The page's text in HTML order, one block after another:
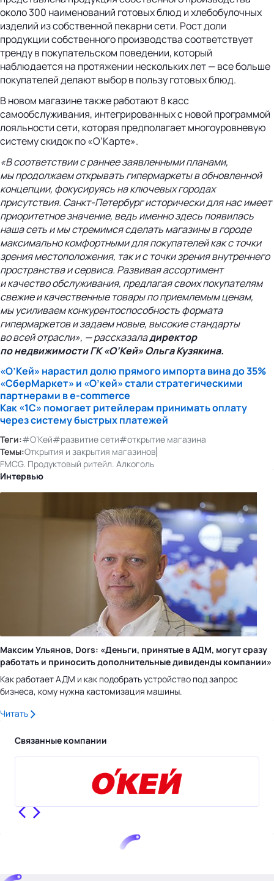
около 300 наименований готовых блюд и хлебобулочных
изделий из собственной пекарни сети. Рост доли
продукции собственного производства соответствует
тренду в покупательском поведении, который
наблюдается на протяжении нескольких лет — все больше
покупателей делают выбор в пользу готовых блюд.
В новом магазине также работают 8 касс
самообслуживания, интегрированных с новой программой
лояльности сети, которая предполагает многоуровневую
систему скидок по «О’Карте».
«В соответствии с раннее заявленными планами,
мы продолжаем открывать гипермаркеты в обновленной
концепции, фокусируясь на ключевых городах
присутствия. Санкт-Петербургисторически для нас имеет
приоритетное значение, ведь именно здесь появилась
наша сеть и мы стремимся сделать магазины в городе
максимально комфортными для покупателей как с точки
зрения местоположения, так и с точки зрения внутреннего
пространства и сервиса. Развивая ассортимент
и качество обслуживания, предлагая своих покупателям
свежие и качественные товары по приемлемым ценам,
мы усиливаем конкурентоспособность формата
гипермаркетов и задаем новые, высокие стандарты
во всей отрасли», — рассказаладиректор
по недвижимости ГК «О’Кей» Ольга Кузякина.
«О’Кей» нарастил долю прямого импорта вина до 35%
«СберМаркет» и «О’кей» стали стратегическими
партнерами вe-commerce
Как «1С» помогает ритейлерам принимать оплату
через систему быстрых платежей
Теги:#О’Кей#развитие сети#открытие магазина
Темы:Открытия и закрытия магазинов
FMCG. Продуктовый ритейл. Алкоголь
Интервью
Максим Ульянов, Dors: «Деньги, принятые в АДМ, могут сразу
работать и приносить дополнительные дивиденды компании»
Как работает АДМ и как подобрать устройство под запрос
бизнеса, кому нужна кастомизация машины.
Читать
Связанные компании